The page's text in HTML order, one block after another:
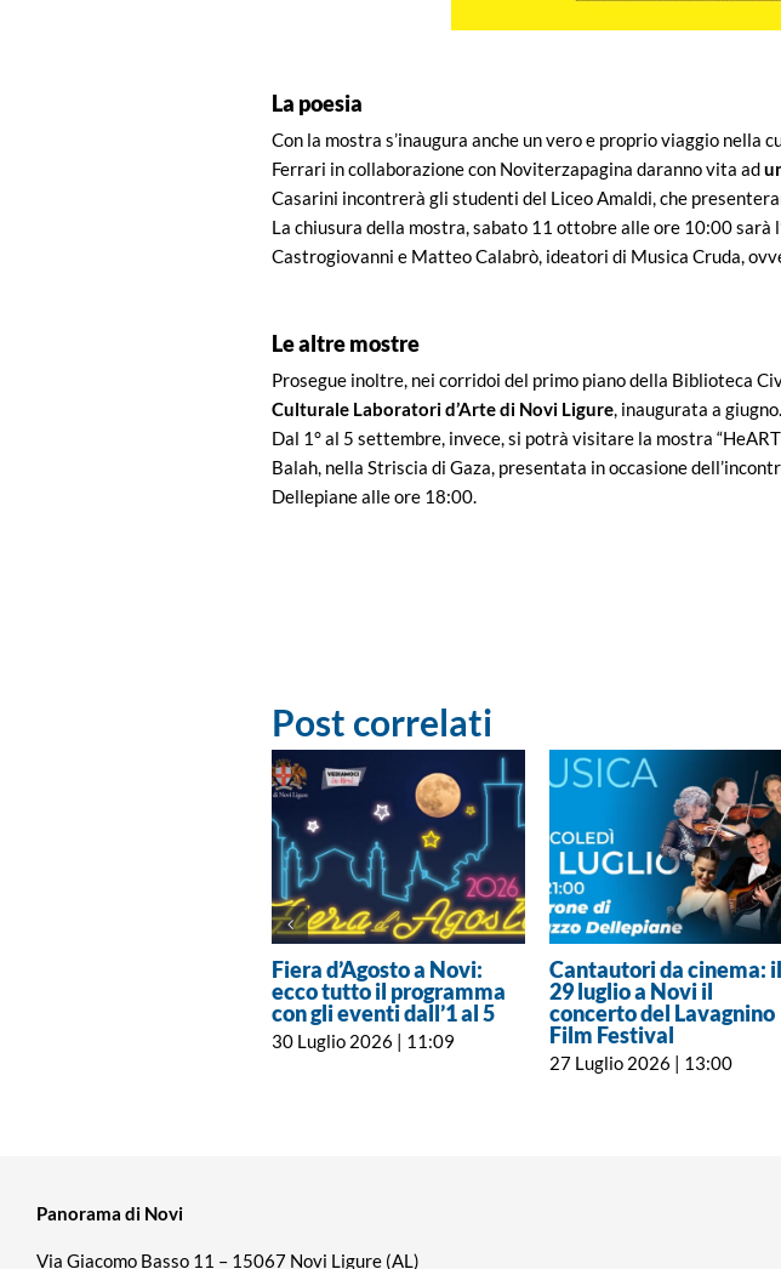
La poesia
Con la mostra s’inaugura anche un vero e proprio viaggio
Ferrari in collaborazione con Noviterzapagina daranno vita ad
Casarini incontrerà gli studenti del Liceo Amaldi, che
La chiusura della mostra, sabato 11 ottobre alle ore 10:00
Castrogiovanni e Matteo Calabrò, ideatori di Musica Cruda,
Le altre mostre
Prosegue inoltre, nei corridoi del primo piano della Biblioteca
Culturale Laboratori d’Arte di Novi Ligure, inaugurata a giugno.
Dal 1° al 5 settembre, invece, si potrà visitare la mostra
Balah, nella Striscia di Gaza, presentata in occasione
Dellepiane alle ore 18:00.
Post correlati
Fiera d’Agosto a Novi:
ecco tutto il programma
con gli eventi dall’1 al 5
30 Luglio 2026 | 11:09
Cantautori da cinema: il
29 luglio a Novi il
concerto del Lavagnino
Film Festival
27 Luglio 2026 | 13:00
Panorama di Novi
Via Giacomo Basso 11 – 15067 Novi Ligure (AL)